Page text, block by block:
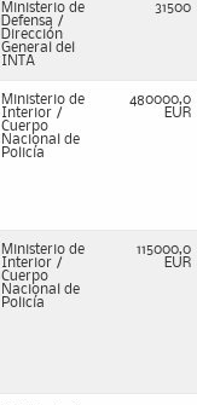
Ministerio de
Defensa /
Dirección
General del
INTA
31500
Ministerio de
Interior /
Cuerpo
Nacional de
Policía
480000,0
EUR
Ministerio de
Interior /
Cuerpo
Nacional de
Policía
115000,0
EUR